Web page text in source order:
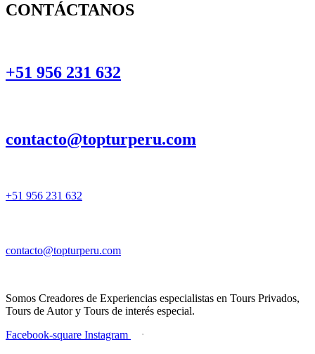
CONTÁCTANOS
+51 956 231 632
contacto@topturperu.com
+51 956 231 632
contacto@topturperu.com
Somos Creadores de Experiencias especialistas en Tours Privados,
Tours de Autor y Tours de interés especial.
Facebook-square Instagram